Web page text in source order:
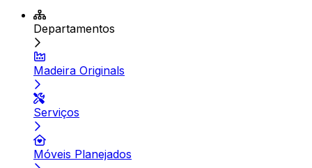
Departamentos
Madeira Originals
Serviços
Móveis Planejados